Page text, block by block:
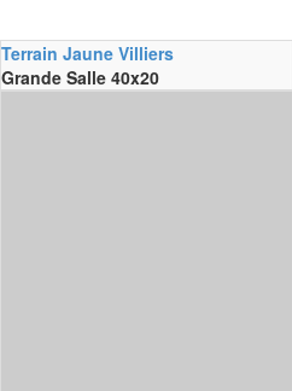
Terrain Jaune Villiers
Grande Salle 40x20